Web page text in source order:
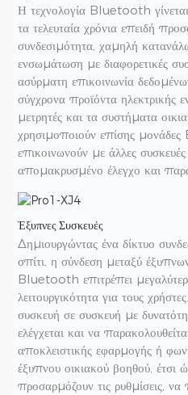
Η τεχνολογία Bluetooth
τα τελευταία χρόνια επειδή
συνδεσιμότητα, χαμηλή
ενσωμάτωση με διαφορετικές
ασύρματη επικοινωνία
σύγχρονα προϊόντα ηλεκτρικής
μετρητές και τα συστήματα
χρησιμοποιούν επίσης
επικοινωνούν με άλλες
απομακρυσμένο έλεγχο και
Έξυπνες Συσκευές
Δημιουργώντας ένα δίκτυο
σπίτι, η σύνδεση μεταξύ
Bluetooth επιτρέπει
λειτουργικότητα για τους
συσκευή σε συσκευή με
ελέγχεται και να
αποκλειστικής εφαρμογής ή
έξυπνου οικιακού βοηθού, έτσι
προσαρμόζουν τις ρυθμίσεις,